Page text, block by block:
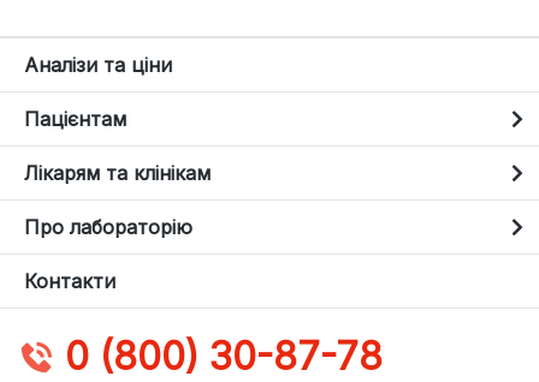
Аналізи та ціни
Пацієнтам
Лікарям та клінікам
Про лабораторію
Контакти
0 (800) 30-87-78